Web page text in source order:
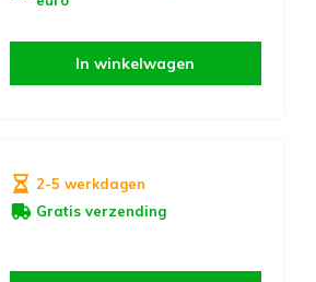
In winkelwagen
2-5 werkdagen
Gratis verzending